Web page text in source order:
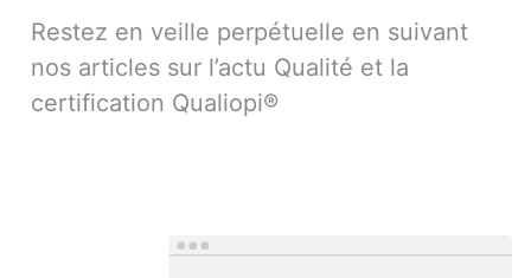
Restez en veille perpétuelle en suivant
nos articles sur l’actu Qualité et la
certification Qualiopi®